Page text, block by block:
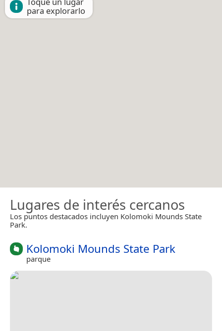
para explorarlo
Lugares de interés cercanos
Los puntos destacados incluyen Kolomoki Mounds State
Park.
Kolomoki Mounds State Park
parque